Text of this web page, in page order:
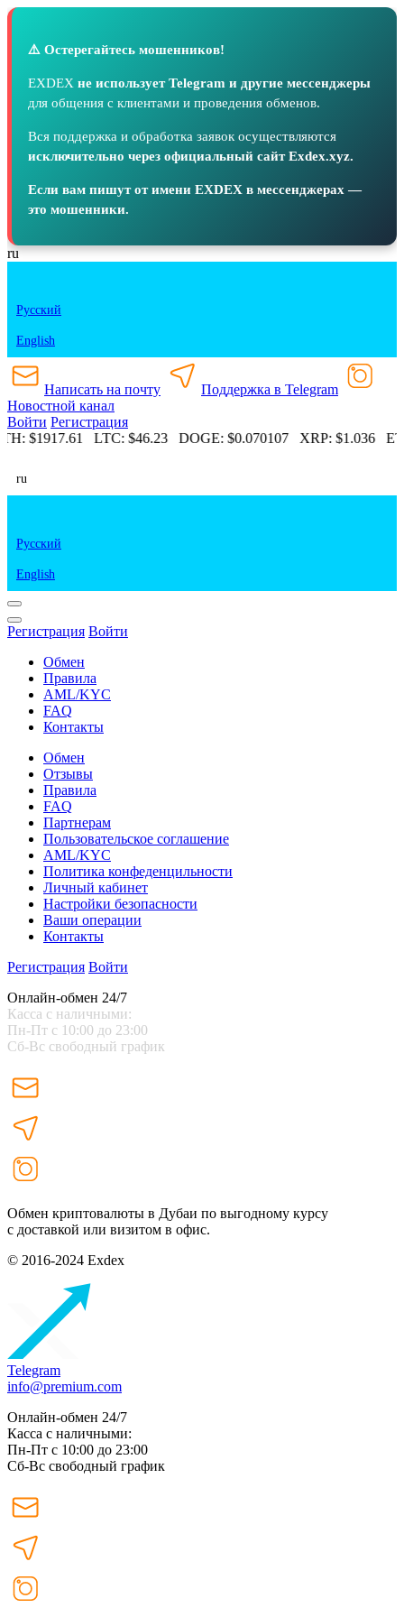
⚠️ Остерегайтесь мошенников!
EXDEX не использует Telegram и другие мессенджеры
для общения с клиентами и проведения обменов.
Вся поддержка и обработка заявок осуществляются
исключительно через официальный сайт Exdex.xyz.
Если вам пишут от имени EXDEX в мессенджерах —
это мошенники.
ru
Русский
English
Написать на почту
Поддержка в Telegram
Новостной канал
Войти Регистрация
$1917.61 LTC:$46.23 DOGE:$0.070107 XRP:$1.036
ru
Русский
English
Регистрация Войти
Обмен
Правила
AML/KYC
FAQ
Контакты
Обмен
Отзывы
Правила
FAQ
Партнерам
Пользовательское соглашение
AML/KYC
Политика конфеденцильности
Личный кабинет
Настройки безопасности
Ваши операции
Контакты
Регистрация Войти
Онлайн-обмен 24/7
Касса с наличными:
Пн-Пт с 10:00 до 23:00
Сб-Вс свободный график
Обмен криптовалюты в Дубаи по выгодному курсу
с доставкой или визитом в офис.
© 2016-2024 Exdex
Telegram
info@premium.com
Онлайн-обмен 24/7
Касса с наличными:
Пн-Пт с 10:00 до 23:00
Сб-Вс свободный график